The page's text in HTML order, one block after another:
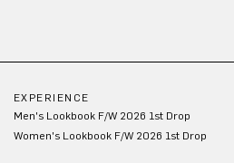
EXPERIENCE
Men's Lookbook F/W 2026 1st Drop
Women's Lookbook F/W 2026 1st Drop